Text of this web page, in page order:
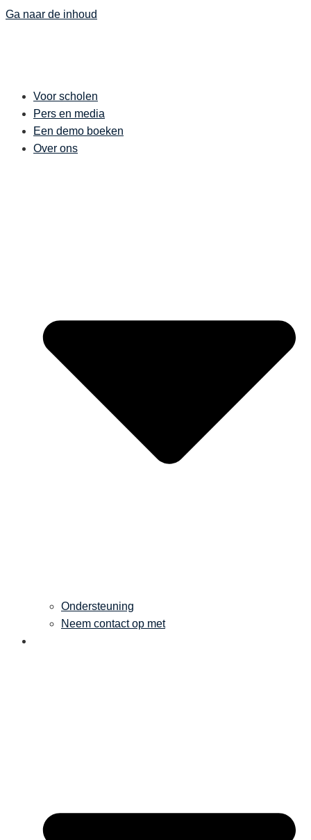
Ga naar de inhoud
Voor scholen
Pers en media
Een demo boeken
Over ons
Ondersteuning
Neem contact op met